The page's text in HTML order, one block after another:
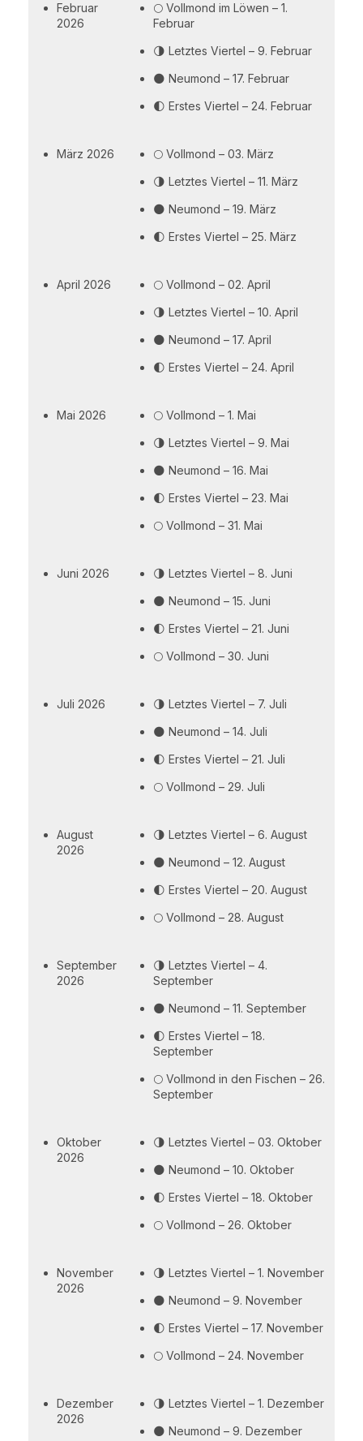
Februar
2026
🌕 Vollmond im Löwen – 1.
Februar
🌗 Letztes Viertel – 9. Februar
🌑 Neumond – 17. Februar
🌓 Erstes Viertel – 24. Februar
März 2026
🌕 Vollmond – 03. März
🌗 Letztes Viertel – 11. März
🌑 Neumond – 19. März
🌓 Erstes Viertel – 25. März
April 2026
🌕 Vollmond – 02. April
🌗 Letztes Viertel – 10. April
🌑 Neumond – 17. April
🌓 Erstes Viertel – 24. April
Mai 2026
🌕 Vollmond – 1. Mai
🌗 Letztes Viertel – 9. Mai
🌑 Neumond – 16. Mai
🌓 Erstes Viertel – 23. Mai
🌕 Vollmond – 31. Mai
Juni 2026
🌗 Letztes Viertel – 8. Juni
🌑 Neumond – 15. Juni
🌓 Erstes Viertel – 21. Juni
🌕 Vollmond – 30. Juni
Juli 2026
🌗 Letztes Viertel – 7. Juli
🌑 Neumond – 14. Juli
🌓 Erstes Viertel – 21. Juli
🌕 Vollmond – 29. Juli
August
2026
🌗 Letztes Viertel – 6. August
🌑 Neumond – 12. August
🌓 Erstes Viertel – 20. August
🌕 Vollmond – 28. August
September
2026
🌗 Letztes Viertel – 4.
September
🌑 Neumond – 11. September
🌓 Erstes Viertel – 18.
September
🌕 Vollmond in den Fischen – 26.
September
Oktober
2026
🌗 Letztes Viertel – 03. Oktober
🌑 Neumond – 10. Oktober
🌓 Erstes Viertel – 18. Oktober
🌕 Vollmond – 26. Oktober
November
2026
🌗 Letztes Viertel – 1. November
🌑 Neumond – 9. November
🌓 Erstes Viertel – 17. November
🌕 Vollmond – 24. November
Dezember
2026
🌗 Letztes Viertel – 1. Dezember
🌑 Neumond – 9. Dezember